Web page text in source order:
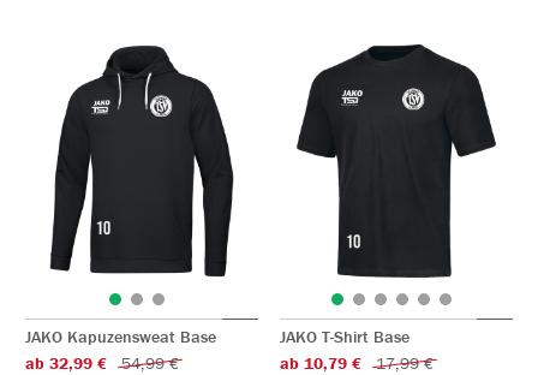
JAKO Kapuzensweat Base
ab 32,99 €
54,99 €
JAKO T-Shirt Base
ab 10,79 €
17,99 €